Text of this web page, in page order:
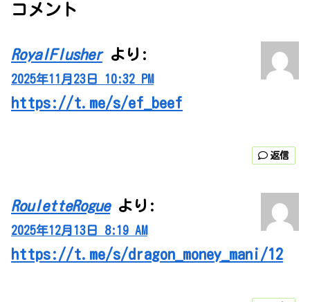
コメント
RoyalFlusher より:
2025年11月23日 10:32 PM
https://t.me/s/ef_beef
返信
RouletteRogue より:
2025年12月13日 8:19 AM
https://t.me/s/dragon_money_mani/12